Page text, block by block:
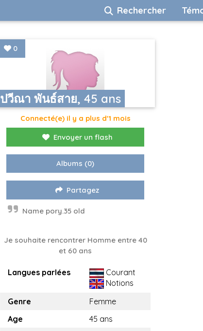
Rechercher
ปวีณา พันธ์สาย, 45 ans
0
Connecté(e) il y a plus d'1 mois
Envoyer un flash
Albums (0)
Partagez
Name pory.35 old
Je souhaite rencontrer Homme entre 40
et 60 ans
Langues parlées
Courant
Notions
Genre
Femme
Age
45 ans